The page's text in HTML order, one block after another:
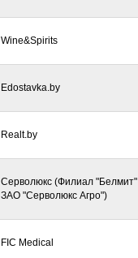
Wine&Spirits
Edostavka.by
Realt.by
Серволюкс (Филиал "Белмит"
ЗАО "Серволюкс Агро")
FIC Medical